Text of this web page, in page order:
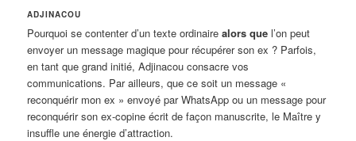
ADJINACOU
Pourquoi se contenter d’un texte ordinairealors que l’on peut
envoyer un message magique pour récupérer son ex ? Parfois,
en tant que grand initié, Adjinacou consacre vos
communications. Par ailleurs, que ce soit un message «
reconquérir mon ex » envoyé par WhatsApp ou un message pour
reconquérir son ex-copine écrit de façon manuscrite, le Maître y
insuffle une énergie d’attraction.